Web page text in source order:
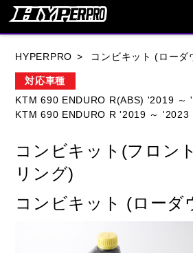
KAWASAKI APRILIA
BUELL
HARLEY DAVIDSON
KTM
HYPERPRO コンビキット (ローダ
対応車種
KTM 690 ENDURO R(ABS) '2019 ～
KTM 690 ENDURO R '2019 ～ '2023
コンビキット(フロン
リング)
コンビキット (ローダ